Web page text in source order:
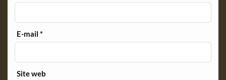
E-mail*
Site web